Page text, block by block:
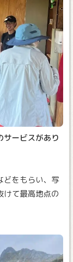
サービスがあり
どをもらい、写
けて最高地点の